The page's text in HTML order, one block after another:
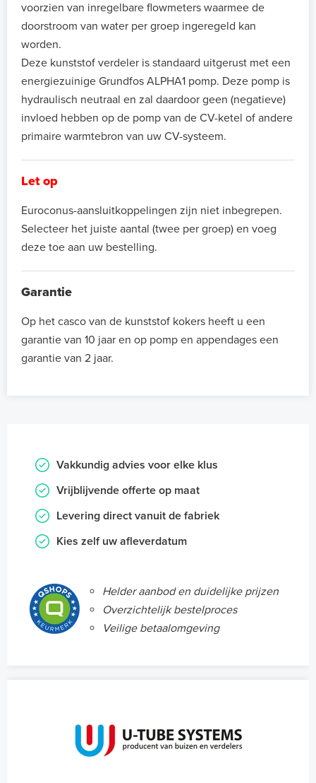
voorzien van inregelbare flowmeters waarmee de
doorstroom van water per groep ingeregeld kan
worden.
Deze kunststof verdeler is standaard uitgerust met een
energiezuinige Grundfos ALPHA1 pomp. Deze pomp is
hydraulisch neutraal en zal daardoor geen (negatieve)
invloed hebben op de pomp van de CV-ketel of andere
primaire warmtebron van uw CV-systeem.
Let op
Euroconus-aansluitkoppelingen zijn niet inbegrepen.
Selecteer het juiste aantal (twee per groep) en voeg
deze toe aan uw bestelling.
Garantie
Op het casco van de kunststof kokers heeft u een
garantie van 10 jaar en op pomp en appendages een
garantie van 2 jaar.
Vakkundig advies voor elke klus
Vrijblijvende offerte op maat
Levering direct vanuit de fabriek
Kies zelf uw afleverdatum
Helder aanbod en duidelijke prijzen
Overzichtelijk bestelproces
Veilige betaalomgeving